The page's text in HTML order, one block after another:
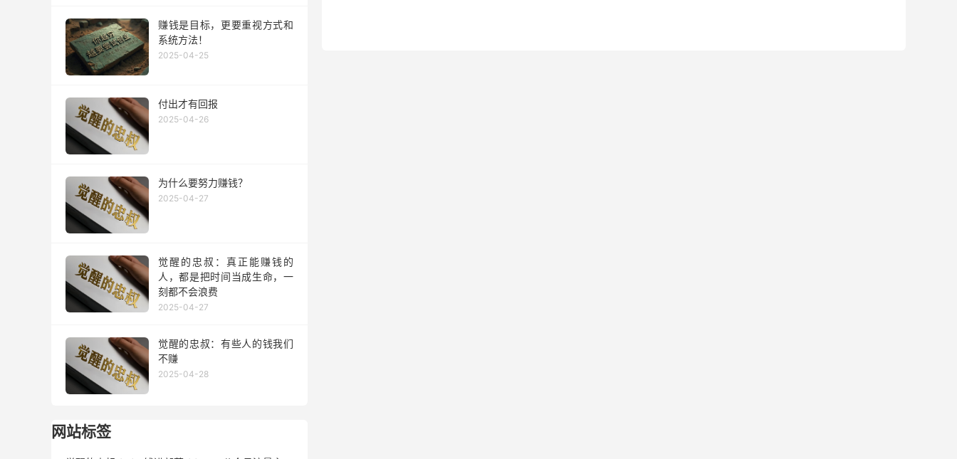
赚钱是目标，更要重视方式和
系统方法！
2025-04-25
付出才有回报
2025-04-26
为什么要努力赚钱？
2025-04-27
觉醒的忠叔：真正能赚钱的
人，都是把时间当成生命，一
刻都不会浪费
2025-04-27
觉醒的忠叔：有些人的钱我们
不赚
2025-04-28
网站标签